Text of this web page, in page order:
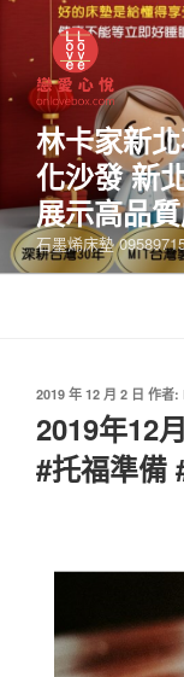
林卡家新
化沙發 新
展示高品
石墨烯床墊
2019 年 12 月 2 日 作者:
2019年12
#托福準備